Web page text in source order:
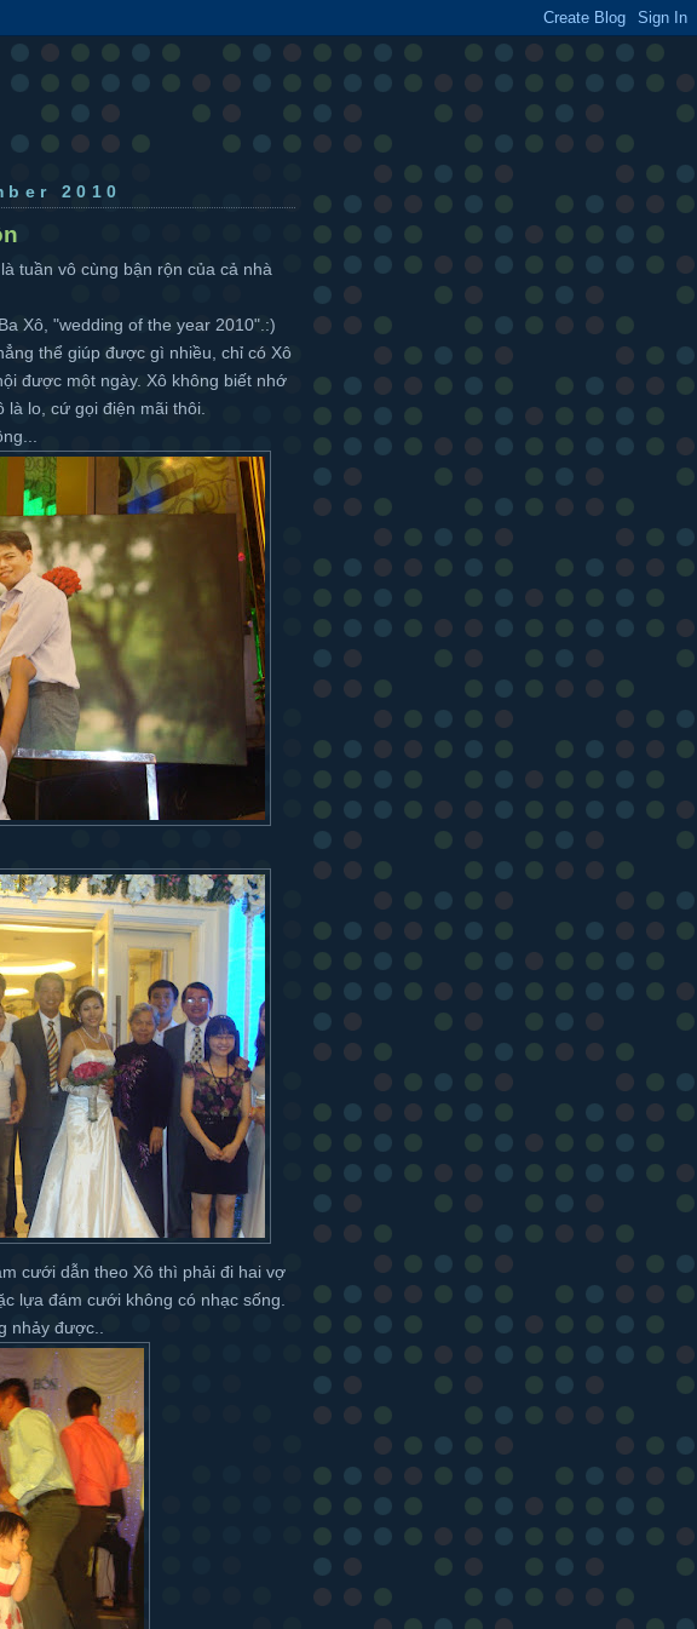
2010
tuần vô cùng bận rộn của cả nhà
Xô, "wedding of the year 2010".:)
thể giúp được gì nhiều, chỉ có Xô
được một ngày. Xô không biết nhớ
là lo, cứ gọi điện mãi thôi.
cưới dẫn theo Xô thì phải đi hai vợ
lựa đám cưới không có nhạc sống.
nhảy được..